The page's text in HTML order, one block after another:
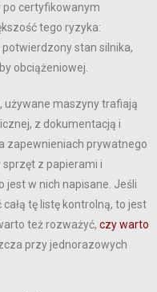
po certyfikowanym
tego ryzyka:
stan silnika,
obciążeniowej.
używane maszyny trafiają
z dokumentacją i
zapewnieniach prywatnego
z papierami i
jest w nich napisane. Jeśli
tę listę kontrolną, to jest
też rozważyć, czy warto
przy jednorazowych